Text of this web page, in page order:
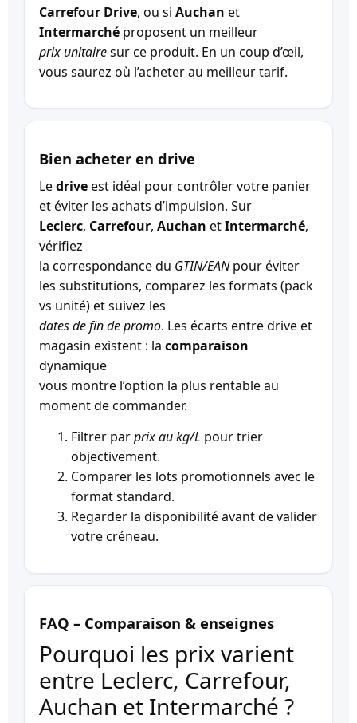
Carrefour Drive, ou si Auchan et
Intermarché proposent un meilleur
prix unitairesur ce produit. En un coup d’œil,
vous saurez où l’acheter au meilleur tarif.
Bien acheter en drive
Ledriveest idéal pour contrôler votre panier
et éviter les achats d’impulsion. Sur
Leclerc, Carrefour, Auchan etIntermarché,
vérifiez
la correspondance du GTIN/EANpour éviter
les substitutions, comparez les formats (pack
vs unité) et suivez les
dates de fin de promo. Les écarts entre drive et
magasin existent : la comparaison
dynamique
vous montre l’option la plus rentable au
moment de commander.
Filtrer parprix au kg/L pour trier
objectivement.
Comparer les lots promotionnels avec le
format standard.
Regarder la disponibilité avant de valider
votre créneau.
FAQ – Comparaison & enseignes
Pourquoi les prix varient
entre Leclerc, Carrefour,
Auchan et Intermarché ?